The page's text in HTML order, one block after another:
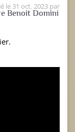
le 31 oct. 2023 par
Benoit Domini